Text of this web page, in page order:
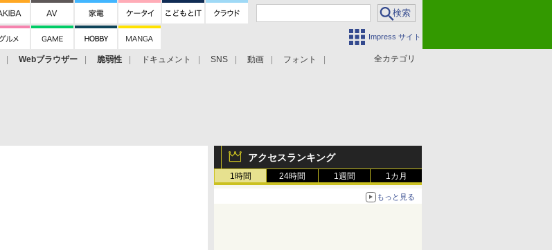
Impress サイト
全カテゴリ
Webブラウザー 脆弱性 ドキュメント SNS 動画 フォント
アクセスランキング
1時間 24時間 1週間 1カ月
もっと見る